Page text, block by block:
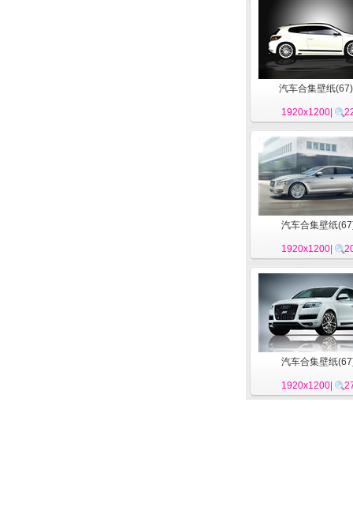
汽车合集壁纸
1920x1200
汽车合集壁纸
1920x1200
汽车合集壁纸
1920x1200